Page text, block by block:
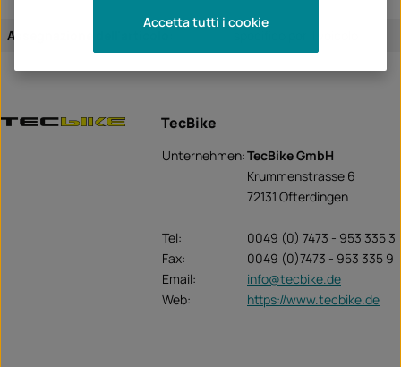
Assegnazione dell'articolo:
TecBike
Unternehmen:TecBike GmbH
Krummenstrasse 6
72131 Ofterdingen
Tel:
0049 (0) 7473 - 953 335 3
Fax:
0049 (0)7473 - 953 335 9
Email:
info@tecbike.de
Web:
https://www.tecbike.de
Accetta tutti i cookie